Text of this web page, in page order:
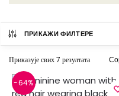
ПРИКАЖИ ФИЛТЕРЕ
Приказује свих 7 резултата
-64%